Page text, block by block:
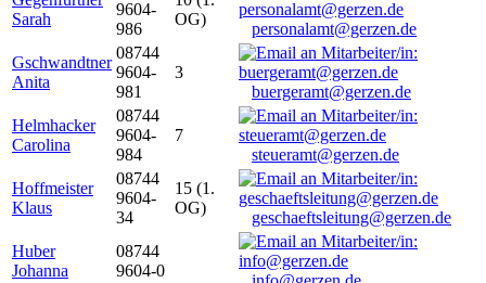
Sarah
9604-
986
OG)
personalamt@gerzen.de
Gschwandtner
Anita
08744
9604-
981
3
buergeramt@gerzen.de
Helmhacker
Carolina
08744
9604-
984
7
steueramt@gerzen.de
Hoffmeister
Klaus
08744
9604-
34
15 (1.
OG)
geschaeftsleitung@gerzen.de
Huber
Johanna
08744
9604-0